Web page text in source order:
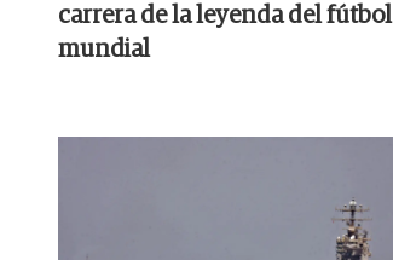
carrera de la leyenda del fútbol
mundial